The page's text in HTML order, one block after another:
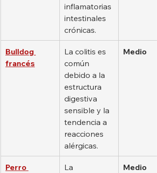
inflamatorias
intestinales
crónicas.
Bulldog
francés
La colitis es
común
debido a la
estructura
digestiva
sensible y la
tendencia a
reacciones
alérgicas.
Medio
Perro
La
Medio